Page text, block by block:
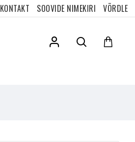
KONTAKT SOOVIDE NIMEKIRI VÕRDLE